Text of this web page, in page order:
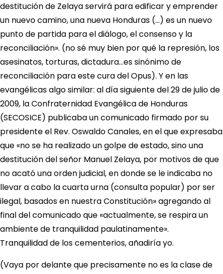
destitución de Zelaya servirá para edificar y emprender
un nuevo camino, una nueva Honduras (…) es un nuevo
punto de partida para el diálogo, el consenso y la
reconciliación». (no sé muy bien por qué la represión, los
asesinatos, torturas, dictadura…es sinónimo de
reconciliación para este cura del Opus). Y en las
evangélicas algo similar: al día siguiente del 29 de julio de
2009, la Confraternidad Evangélica de Honduras
(SECOSICE) publicaba un comunicado firmado por su
presidente el Rev. Oswaldo Canales, en el que expresaba
que «no se ha realizado un golpe de estado, sino una
destitución del señor Manuel Zelaya, por motivos de que
no acató una orden judicial, en donde se le indicaba no
llevar a cabo la cuarta urna (consulta popular) por ser
ilegal, basados en nuestra Constitución» agregando al
final del comunicado que «actualmente, se respira un
ambiente de tranquilidad paulatinamente».
Tranquilidad de los cementerios, añadiría yo.
(Vaya por delante que precisamente no es la clase de